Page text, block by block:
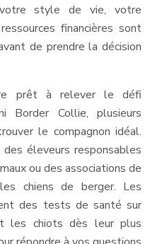
votre style de vie, votre
financières sont
de prendre la décision
prêt à relever le défi
Border Collie, plusieurs
le compagnon idéal.
éleveurs responsables
ou des associations de
chiens de berger. Les
des tests de santé sur
les chiots dès leur plus